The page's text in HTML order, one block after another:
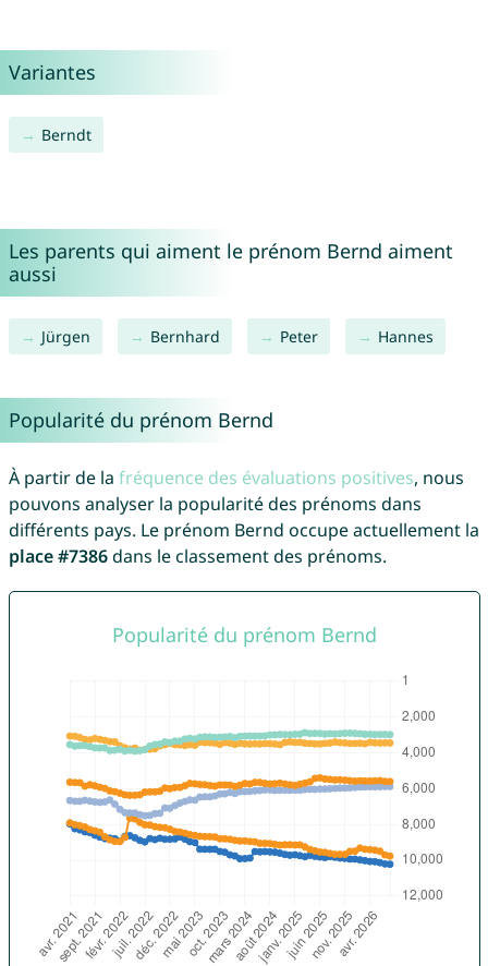
Variantes
Berndt
Les parents qui aiment le prénom Bernd aiment
aussi
Jürgen Bernhard Peter Hannes
Popularité du prénom Bernd
À partir de la fréquence des évaluations positives, nous
pouvons analyser la popularité des prénoms dans
différents pays. Le prénom Bernd occupe actuellement la
place #7386dans le classement des prénoms.